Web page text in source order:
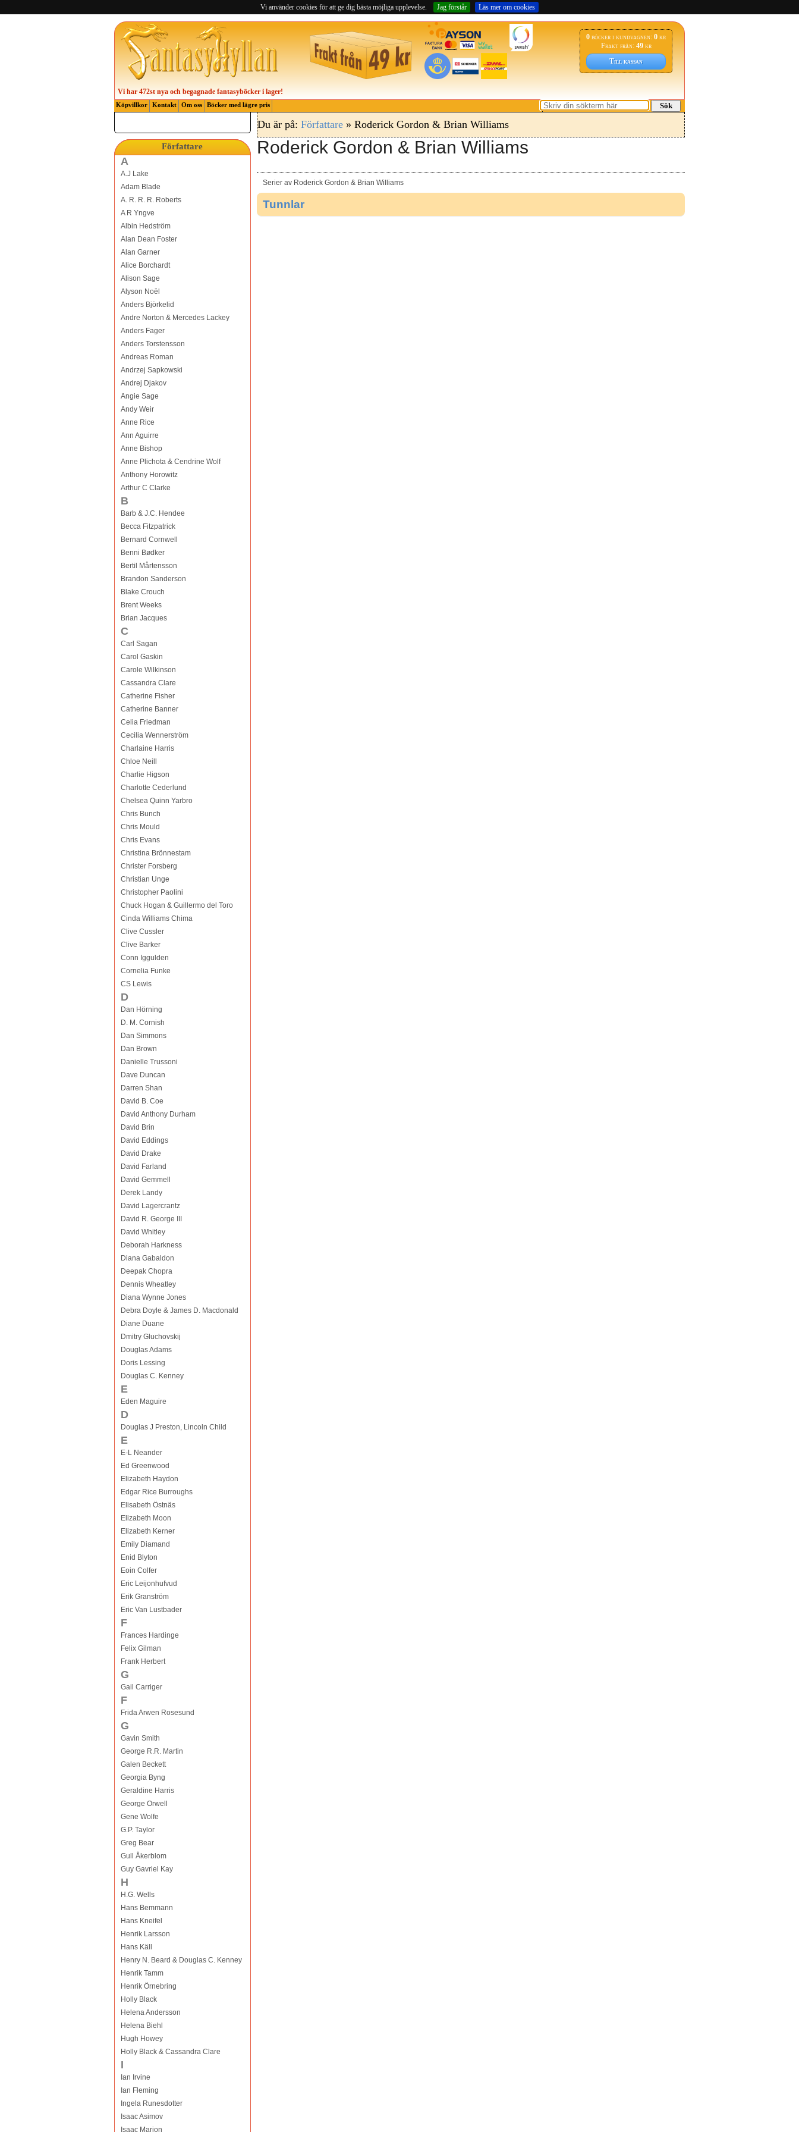
Vi använder cookies för att ge dig bästa möjliga upplevelse. Jag förstår Läs mer om cookies
0 böcker i kundvagnen:0kr
Frakt från: 49kr
Till kassan
Vi har 472st nya och begagnade fantasyböcker i lager!
Köpvillkor Kontakt Om oss Böcker med lägre pris Sök
Författare
A
A.J Lake
Adam Blade
A. R. R. R. Roberts
A R Yngve
Albin Hedström
Alan Dean Foster
Alan Garner
Alice Borchardt
Alison Sage
Alyson Noël
Anders Björkelid
Andre Norton & Mercedes Lackey
Anders Fager
Anders Torstensson
Andreas Roman
Andrzej Sapkowski
Andrej Djakov
Angie Sage
Andy Weir
Anne Rice
Ann Aguirre
Anne Bishop
Anne Plichota & Cendrine Wolf
Anthony Horowitz
Arthur C Clarke
B
Barb & J.C. Hendee
Becca Fitzpatrick
Bernard Cornwell
Benni Bødker
Bertil Mårtensson
Brandon Sanderson
Blake Crouch
Brent Weeks
Brian Jacques
C
Carl Sagan
Carol Gaskin
Carole Wilkinson
Cassandra Clare
Catherine Fisher
Catherine Banner
Celia Friedman
Cecilia Wennerström
Charlaine Harris
Chloe Neill
Charlie Higson
Charlotte Cederlund
Chelsea Quinn Yarbro
Chris Bunch
Chris Mould
Chris Evans
Christina Brönnestam
Christer Forsberg
Christian Unge
Christopher Paolini
Chuck Hogan & Guillermo del Toro
Cinda Williams Chima
Clive Cussler
Clive Barker
Conn Iggulden
Cornelia Funke
CS Lewis
D
Dan Hörning
D. M. Cornish
Dan Simmons
Dan Brown
Danielle Trussoni
Dave Duncan
Darren Shan
David B. Coe
David Anthony Durham
David Brin
David Eddings
David Drake
David Farland
David Gemmell
Derek Landy
David Lagercrantz
David R. George III
David Whitley
Deborah Harkness
Diana Gabaldon
Deepak Chopra
Dennis Wheatley
Diana Wynne Jones
Debra Doyle & James D. Macdonald
Diane Duane
Dmitry Gluchovskij
Douglas Adams
Doris Lessing
Douglas C. Kenney
E
Eden Maguire
D
Douglas J Preston, Lincoln Child
E
E-L Neander
Ed Greenwood
Elizabeth Haydon
Edgar Rice Burroughs
Elisabeth Östnäs
Elizabeth Moon
Elizabeth Kerner
Emily Diamand
Enid Blyton
Eoin Colfer
Eric Leijonhufvud
Erik Granström
Eric Van Lustbader
F
Frances Hardinge
Felix Gilman
Frank Herbert
G
Gail Carriger
F
Frida Arwen Rosesund
G
Gavin Smith
George R.R. Martin
Galen Beckett
Georgia Byng
Geraldine Harris
George Orwell
Gene Wolfe
G.P. Taylor
Greg Bear
Gull Åkerblom
Guy Gavriel Kay
H
H.G. Wells
Hans Bemmann
Hans Kneifel
Henrik Larsson
Hans Käll
Henry N. Beard & Douglas C. Kenney
Henrik Tamm
Henrik Örnebring
Holly Black
Helena Andersson
Helena Biehl
Hugh Howey
Holly Black & Cassandra Clare
I
Ian Irvine
Ian Fleming
Ingela Runesdotter
Isaac Asimov
Isaac Marion
Du är på: Författare» Roderick Gordon & Brian Williams
Roderick Gordon & Brian Williams
Serier av Roderick Gordon & Brian Williams
Tunnlar